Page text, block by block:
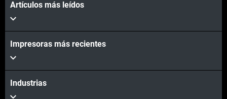
Artículos más leídos
Impresoras más recientes
Industrias